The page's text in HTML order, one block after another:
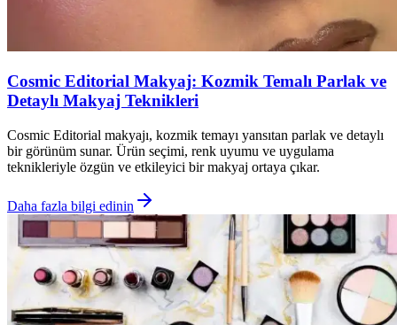
Cosmic Editorial Makyaj: Kozmik Temalı Parlak ve
Detaylı Makyaj Teknikleri
Cosmic Editorial makyajı, kozmik temayı yansıtan parlak ve detaylı
bir görünüm sunar. Ürün seçimi, renk uyumu ve uygulama
teknikleriyle özgün ve etkileyici bir makyaj ortaya çıkar.
Daha fazla bilgi edinin